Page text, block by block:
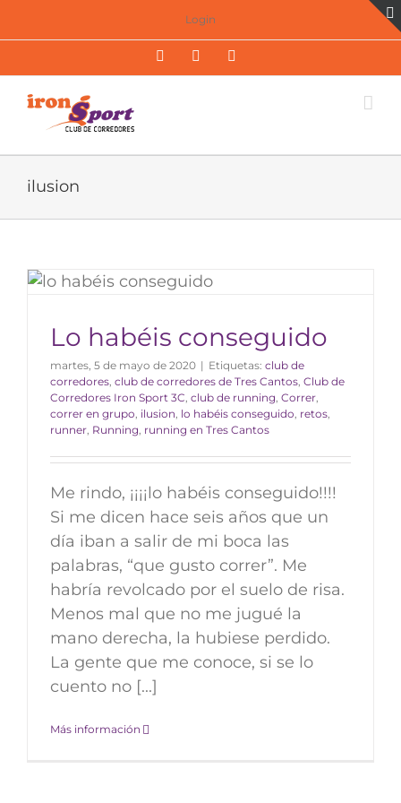
al
Login
FacebookTwitter
ilusion
Lo habéis conseguido
martes, 5 de mayo de 2020 | Etiquetas: club de
corredores, club de corredores de Tres Cantos, Club de
Corredores Iron Sport 3C, club de running, Correr,
correr en grupo, ilusion, lo habéis conseguido, retos,
runner, Running, running en Tres Cantos
Me rindo, ¡¡¡¡lo habéis conseguido!!!!
Si me dicen hace seis años que un
día iban a salir de mi boca las
palabras, “que gusto correr”. Me
habría revolcado por el suelo de risa.
Menos mal que no me jugué la
mano derecha, la hubiese perdido.
La gente que me conoce, si se lo
cuento no [...]
Más información